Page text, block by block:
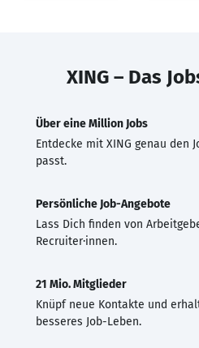
XING – Das
Über eine Million Jobs
Entdecke mit XING genau den
passt.
Persönliche Job-Angebote
Lass Dich finden von
Recruiter·innen.
21 Mio. Mitglieder
Knüpf neue Kontakte und
besseres Job-Leben.